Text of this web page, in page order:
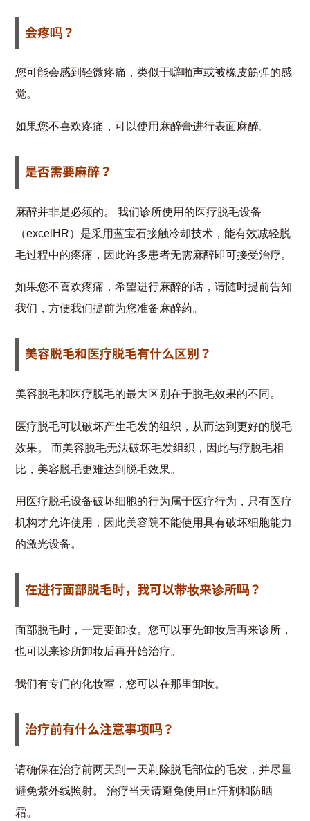
会疼吗？
您可能会感到轻微疼痛，类似于噼啪声或被橡皮筋弹的感
觉。
如果您不喜欢疼痛，可以使用麻醉膏进行表面麻醉。
是否需要麻醉？
麻醉并非是必须的。 我们诊所使用的医疗脱毛设备
（excelHR）是采用蓝宝石接触冷却技术，能有效减轻脱
毛过程中的疼痛，因此许多患者无需麻醉即可接受治疗。
如果您不喜欢疼痛，希望进行麻醉的话，请随时提前告知
我们，方便我们提前为您准备麻醉药。
美容脱毛和医疗脱毛有什么区别？
美容脱毛和医疗脱毛的最大区别在于脱毛效果的不同。
医疗脱毛可以破坏产生毛发的组织，从而达到更好的脱毛
效果。 而美容脱毛无法破坏毛发组织，因此与疗脱毛相
比，美容脱毛更难达到脱毛效果。
用医疗脱毛设备破坏细胞的行为属于医疗行为，只有医疗
机构才允许使用，因此美容院不能使用具有破坏细胞能力
的激光设备。
在进行面部脱毛时，我可以带妆来诊所吗？
面部脱毛时，一定要卸妆。您可以事先卸妆后再来诊所，
也可以来诊所卸妆后再开始治疗。
我们有专门的化妆室，您可以在那里卸妆。
治疗前有什么注意事项吗？
请确保在治疗前两天到一天剃除脱毛部位的毛发，并尽量
避免紫外线照射。 治疗当天请避免使用止汗剂和防晒
霜。